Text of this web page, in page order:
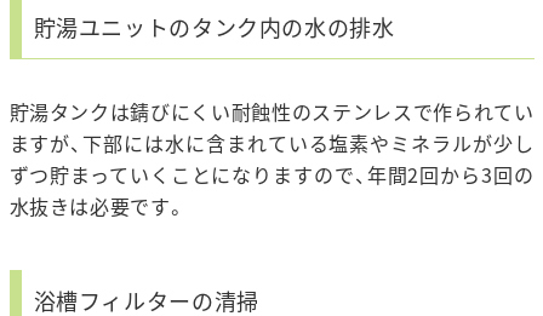
貯湯ユニットのタンク内の水の排水
貯湯タンクは錆びにくい耐蝕性のステンレスで作られてい
ますが、下部には水に含まれている塩素やミネラルが少し
ずつ貯まっていくことになりますので、年間2回から3回の
水抜きは必要です。
浴槽フィルターの清掃